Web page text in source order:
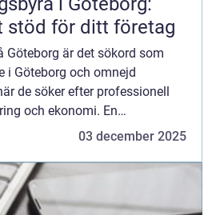
stöd för ditt företag
Göteborg är det sökord som
i Göteborg och omnejd
de söker efter professionell
och ekonomi. En
03 december 2025